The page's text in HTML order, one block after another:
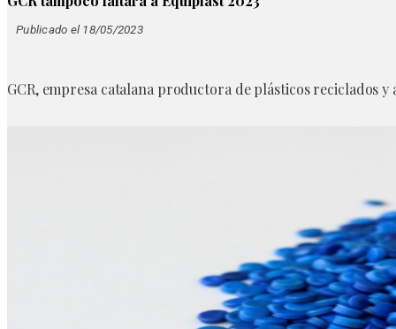
Publicado el 18/05/2023
GCR, empresa catalana productora de plásticos reciclados